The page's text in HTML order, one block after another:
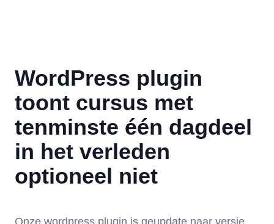
WordPress plugin
toont cursus met
tenminste één dagdeel
in het verleden
optioneel niet
Onze wordpress plugin is geupdate naar versie